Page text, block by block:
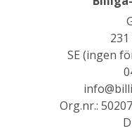
SE (ingen
Org.nr.: